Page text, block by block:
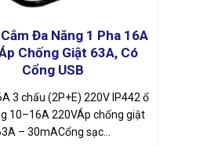
Đa Năng 1 Pha 16A
Chống Giật 63A, Có
Cổng USB
3 chấu (2P+E) 220V IP442 ổ
10–16A 220VÁp chống giật
– 30mACổng sạc…